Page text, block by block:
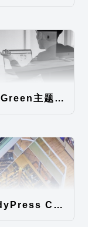
SKT Green主题汉化包
BuddyPress Colours主题汉化包